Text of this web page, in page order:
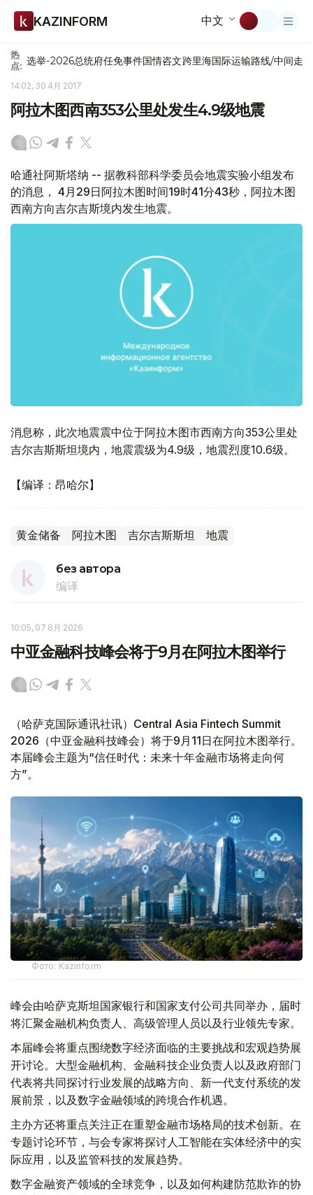
KAZINFORM 中文
热
点: 选举-2026总统府任免事件国情咨文跨里海国际运输路线/中间走廊
14:02, 30 4月 2017
阿拉木图西南353公里处发生4.9级地震
哈通社阿斯塔纳 -- 据教科部科学委员会地震实验小组发布
的消息， 4月29日阿拉木图时间19时41分43秒，阿拉木图
西南方向吉尔吉斯境内发生地震。
消息称，此次地震震中位于阿拉木图市西南方向353公里处
吉尔吉斯斯坦境内，地震震级为4.9级，地震烈度10.6级。
【编译：昂哈尔】
黄金储备 阿拉木图 吉尔吉斯斯坦 地震
без автора
编译
10:05, 07 8月 2026
中亚金融科技峰会将于9月在阿拉木图举行
（哈萨克国际通讯社讯）Central Asia Fintech Summit
2026（中亚金融科技峰会）将于9月11日在阿拉木图举行。
本届峰会主题为“信任时代：未来十年金融市场将走向何
方”。
Фото: Kazinform
峰会由哈萨克斯坦国家银行和国家支付公司共同举办，届时
将汇聚金融机构负责人、高级管理人员以及行业领先专家。
本届峰会将重点围绕数字经济面临的主要挑战和宏观趋势展
开讨论。大型金融机构、金融科技企业负责人以及政府部门
代表将共同探讨行业发展的战略方向、新一代支付系统的发
展前景，以及数字金融领域的跨境合作机遇。
主办方还将重点关注正在重塑金融市场格局的技术创新。在
专题讨论环节，与会专家将探讨人工智能在实体经济中的实
际应用，以及监管科技的发展趋势。
数字金融资产领域的全球竞争，以及如何构建防范欺诈的协